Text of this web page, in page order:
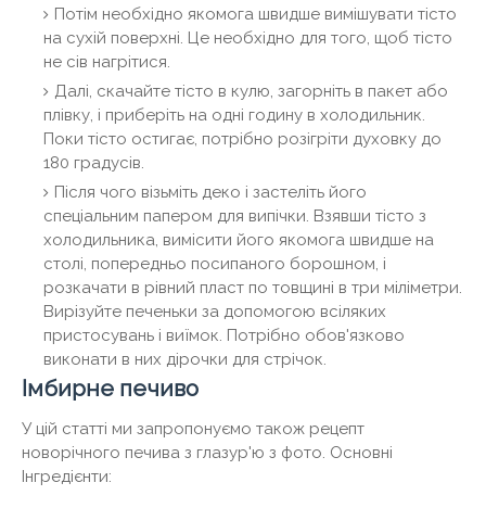
Потім необхідно якомога швидше вимішувати тісто
на сухій поверхні. Це необхідно для того, щоб тісто
не сів нагрітися.
Далі, скачайте тісто в кулю, загорніть в пакет або
плівку, і приберіть на одні годину в холодильник.
Поки тісто остигає, потрібно розігріти духовку до
180 градусів.
Після чого візьміть деко і застеліть його
спеціальним папером для випічки. Взявши тісто з
холодильника, вимісити його якомога швидше на
столі, попередньо посипаного борошном, і
розкачати в рівний пласт по товщині в три міліметри.
Вирізуйте печеньки за допомогою всіляких
пристосувань і виїмок. Потрібно обов'язково
виконати в них дірочки для стрічок.
Імбирне печиво
У цій статті ми запропонуємо також рецепт
новорічного печива з глазур'ю з фото. Основні
Інгредієнти: